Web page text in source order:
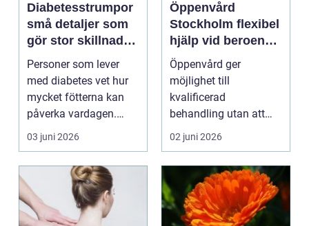
Diabetesstrumpor
små detaljer som
gör stor skillnad
för känsliga fötter
Personer som lever
med diabetes vet hur
mycket fötterna kan
påverka vardagen.
Nedsatt känsel, sämre
03 juni 2026
Öppenvård
Stockholm flexibel
hjälp vid beroende
och annan
problematik
Öppenvård ger
möjlighet till
kvalificerad
behandling utan att
personen behöver
lämna sitt hem, sitt ...
02 juni 2026